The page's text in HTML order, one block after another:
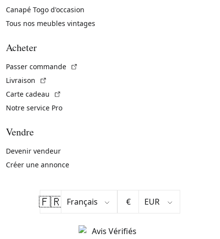
Canapé Togo d'occasion
Tous nos meubles vintages
Acheter
Passer commande
Livraison
Carte cadeau
Notre service Pro
Vendre
Devenir vendeur
Créer une annonce
🇫🇷 €